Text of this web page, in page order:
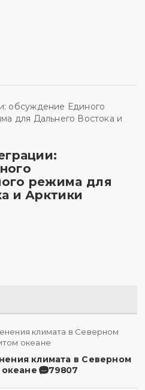
режима для
и Арктики
климата в Северном
79807